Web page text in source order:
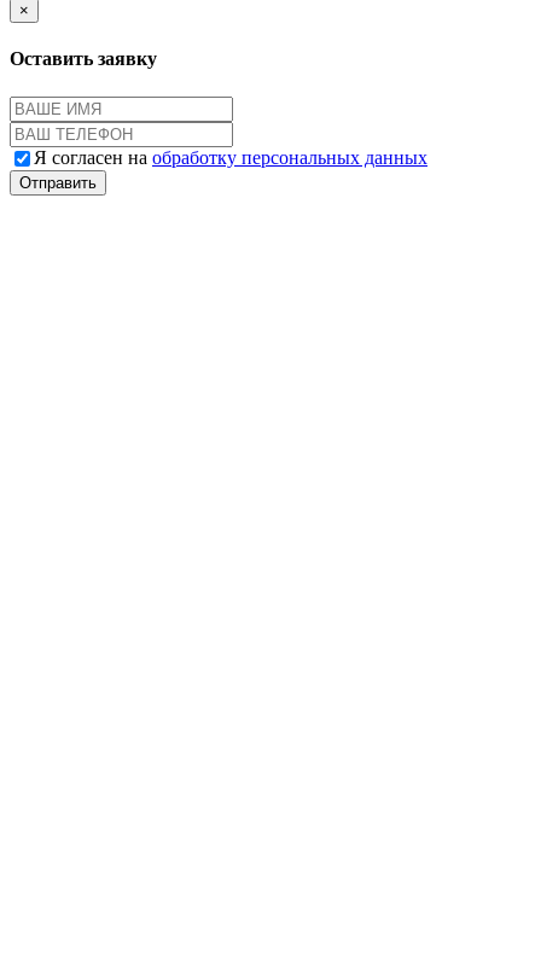
×
Оставить заявку
Я согласен на обработку персональных данных